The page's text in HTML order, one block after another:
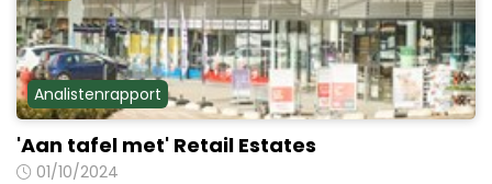
Analistenrapport
'Aan tafel met' Retail Estates
01/10/2024